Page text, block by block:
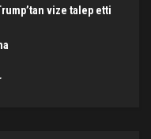
vize talep etti